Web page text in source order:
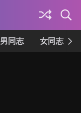
男同志 女同志